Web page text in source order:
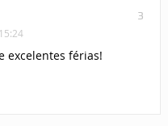
3
excelentes férias!